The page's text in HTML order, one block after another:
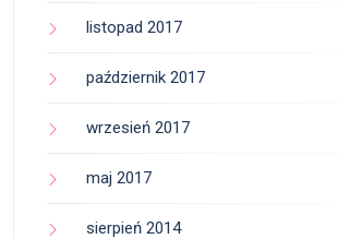
listopad 2017
październik 2017
wrzesień 2017
maj 2017
sierpień 2014